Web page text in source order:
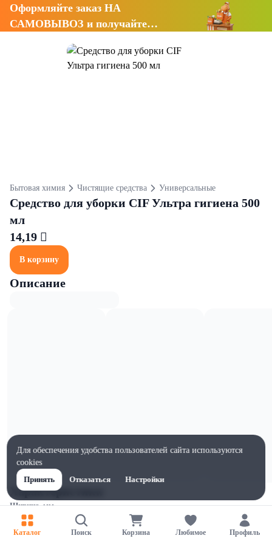
Оформляйте заказ НА
САМОВЫВОЗ и получайте
Бытовая химия Чистящие средства Универсальные
Средство для уборки CIF Ультра гигиена 500
мл
14,19 
В корзину
Описание
Характеристики
Ширина, мм
109
Высота, мм
Каталог Поиск Корзина Любимое Профиль
Для обеспечения удобства пользователей сайта используются
cookies
Принять
Отказаться Настройки